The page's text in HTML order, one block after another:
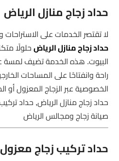
حداد زجاج منازل الرياض
لا تقتصر الخدمات على
حداد زجاج منازل الرياضحلولًا
البيوت. هذه الخدمة تضيف لمسة
راحة وانفتاحًا على المساحات
الخصوصية عبر الزجاج المعزول أو
حداد زجاج منازل الرياض, حداد
صيانة زجاج ومجالس الرياض
حداد تركيب زجاج